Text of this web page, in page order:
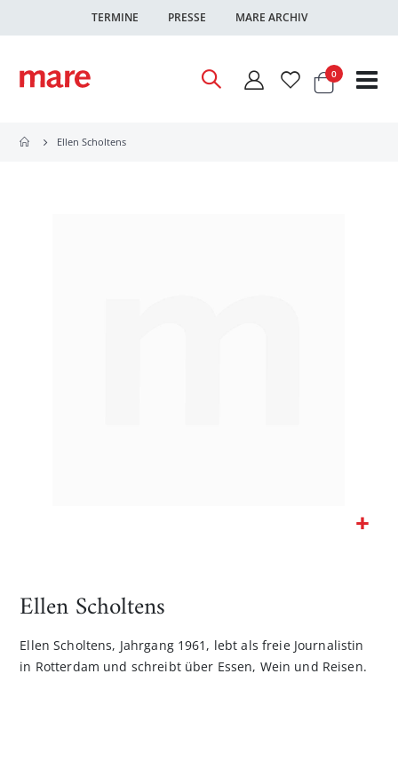
TERMINE PRESSE MARE ARCHIV
Warenkorb
0Artikel
Ellen Scholtens
Bildgalerie
Ellen Scholtens
Ellen Scholtens, Jahrgang 1961, lebt als freie Journalistin
in Rotterdam und schreibt über Essen, Wein und Reisen.